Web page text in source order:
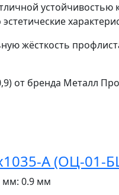
жёсткость
от бренда Металл
A (ОЦ-01-
мм: 0.9 мм